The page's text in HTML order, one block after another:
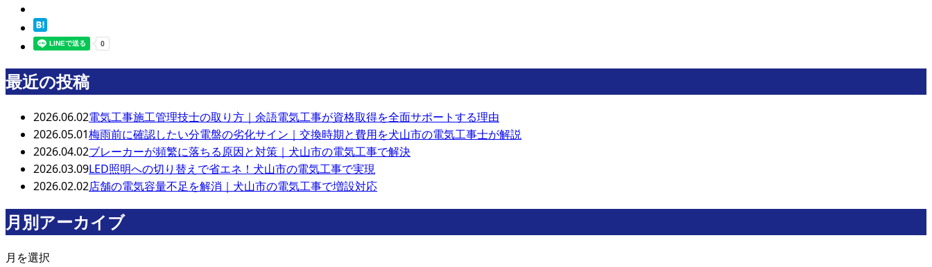
最近の投稿
2026.06.02電気工事施工管理技士の取り方｜余語電気工事が資格取得を全面サポートする理由
2026.05.01梅雨前に確認したい分電盤の劣化サイン｜交換時期と費用を犬山市の電気工事士が解説
2026.04.02ブレーカーが頻繁に落ちる原因と対策｜犬山市の電気工事で解決
2026.03.09LED照明への切り替えで省エネ！犬山市の電気工事で実現
2026.02.02店舗の電気容量不足を解消｜犬山市の電気工事で増設対応
月別アーカイブ
月を選択